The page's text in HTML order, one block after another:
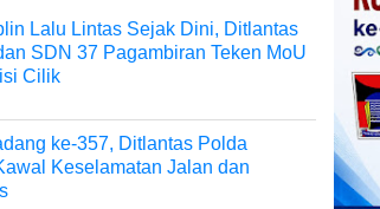
Lalu Lintas Sejak Dini, Ditlantas
SDN 37 Pagambiran Teken MoU
Cilik
ke-357, Ditlantas Polda
Keselamatan Jalan dan